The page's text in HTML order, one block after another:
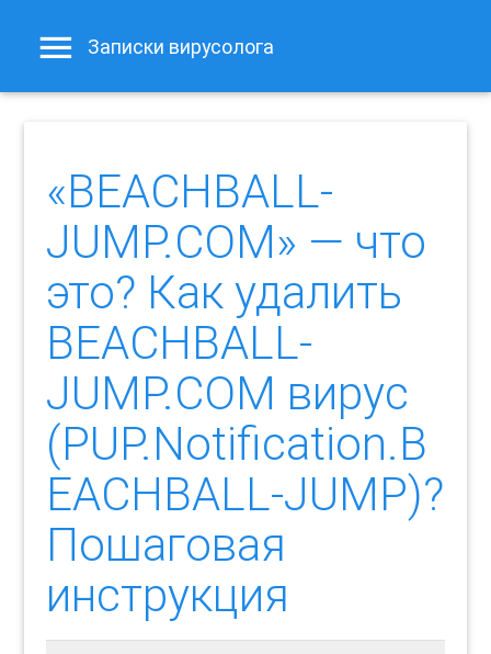
Записки вирусолога
«BEACHBALL-
JUMP.COM» — что
это? Как удалить
BEACHBALL-
JUMP.COM вирус
(PUP.Notification.B
EACHBALL-JUMP)?
Пошаговая
инструкция